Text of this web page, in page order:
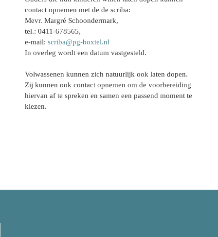
contact opnemen met de de scriba:
Mevr. Margré Schoondermark,
tel.: 0411-678565,
e-mail: scriba@pg-boxtel.nl
In overleg wordt een datum vastgesteld.
Volwassenen kunnen zich natuurlijk ook laten dopen.
Zij kunnen ook contact opnemen om de voorbereiding
hiervan af te spreken en samen een passend moment te
kiezen.